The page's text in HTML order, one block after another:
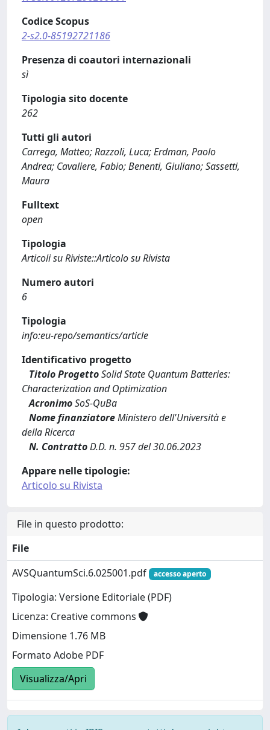
Codice Scopus
2-s2.0-85192721186
Presenza di coautori internazionali
sì
Tipologia sito docente
262
Tutti gli autori
Carrega, Matteo; Razzoli, Luca; Erdman, Paolo
Andrea; Cavaliere, Fabio; Benenti, Giuliano; Sassetti,
Maura
Fulltext
open
Tipologia
Articoli su Riviste::Articolo su Rivista
Numero autori
6
Tipologia
info:eu-repo/semantics/article
Identificativo progetto
Titolo ProgettoSolid State Quantum Batteries:
Characterization and Optimization
AcronimoSoS-QuBa
Nome finanziatoreMinistero dell'Università e
della Ricerca
N. ContrattoD.D. n. 957 del 30.06.2023
Appare nelle tipologie:
Articolo su Rivista
File in questo prodotto:
File
AVSQuantumSci.6.025001.pdf
accesso aperto
Tipologia: Versione Editoriale (PDF)
Licenza: Creative commons
Dimensione 1.76 MB
Formato Adobe PDF
Visualizza/Apri